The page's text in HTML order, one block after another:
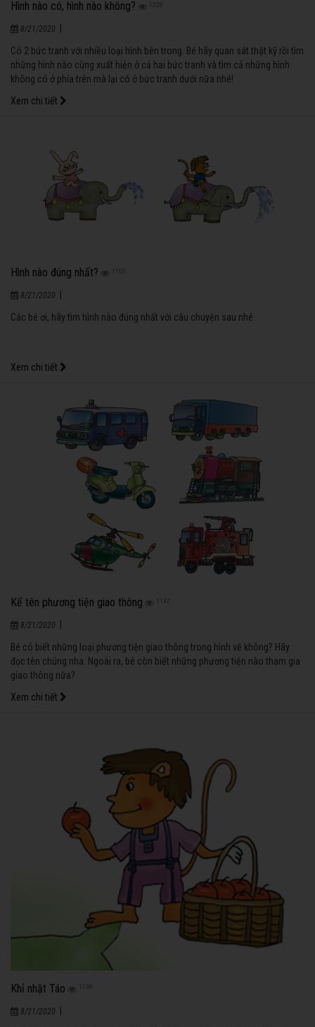
Hình nào có, hình nào không? 1228
8/21/2020
Có 2 bức tranh với nhiều loại hình bên trong. Bé hãy quan sát thật kỹ rồi tìm
những hình nào cùng xuất hiện ở cả hai bức tranh và tìm cả những hình
không có ở phía trên mà lại có ở bức tranh dưới nữa nhé!
Xem chi tiết
Hình nào đúng nhất?
8/21/2020
Các bé ơi, hãy tìm hình nào đúng nhất với câu chuyện sau nhé:
Xem chi tiết
Kể tên phương tiện giao thông 1147
8/21/2020
Bé có biết những loại phương tiện giao thông trong hình vẽ không? Hãy
đọc tên chúng nha. Ngoài ra, bé còn biết những phương tiện nào tham gia
giao thông nữa?
Xem chi tiết
Khỉ nhặt Táo 1138
8/21/2020